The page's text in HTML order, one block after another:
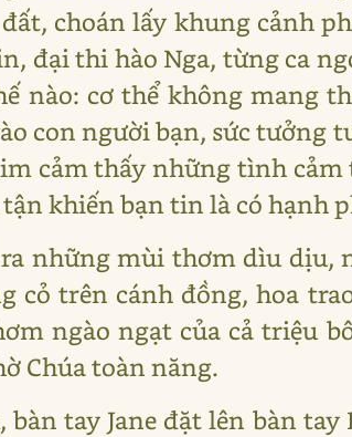
choán lấy khung cảnh
đại thi hào Nga, từng ca
nào: cơ thể không mang
con người bạn, sức tưởng
cảm thấy những tình
khiến bạn tin là có hạnh
những mùi thơm dìu dịu,
cỏ trên cánh đồng, hoa
ngào ngạt của cả triệu
Chúa toàn năng.
tay Jane đặt lên bàn tay